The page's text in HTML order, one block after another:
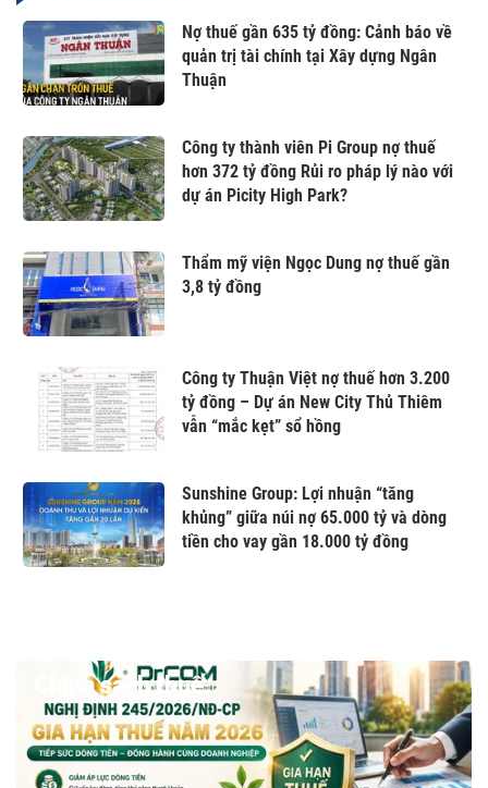
Nợ thuế gần 635 tỷ đồng: Cảnh báo về
quản trị tài chính tại Xây dựng Ngân
Thuận
Công ty thành viên Pi Group nợ thuế
hơn 372 tỷ đồng Rủi ro pháp lý nào với
dự án Picity High Park?
Thẩm mỹ viện Ngọc Dung nợ thuế gần
3,8 tỷ đồng
Công ty Thuận Việt nợ thuế hơn 3.200
tỷ đồng – Dự án New City Thủ Thiêm
vẫn “mắc kẹt” sổ hồng
Sunshine Group: Lợi nhuận “tăng
khủng” giữa núi nợ 65.000 tỷ và dòng
tiền cho vay gần 18.000 tỷ đồng
Chính sách thuế